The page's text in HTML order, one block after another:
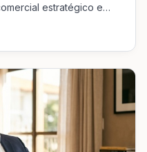
estratégico e